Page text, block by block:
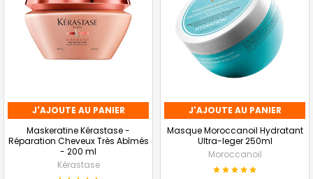
J'AJOUTE AU PANIER
Maskeratine Kérastase -
Réparation Cheveux Très Abîmés
- 200 ml
Kérastase
J'AJOUTE AU PANIER
Masque Moroccanoil Hydratant
Ultra-leger 250ml
Moroccanoil